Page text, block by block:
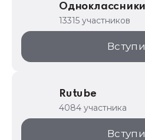
Одноклассники
13315 участников
Rutube
4084 участника